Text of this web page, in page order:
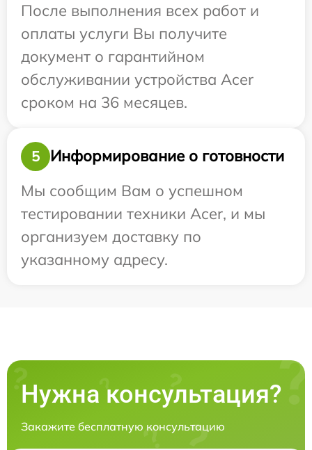
После выполнения всех работ и
оплаты услуги Вы получите
документ о гарантийном
обслуживании устройства Acer
сроком на 36 месяцев.
5
Информирование о готовности
Мы сообщим Вам о успешном
тестировании техники Acer, и мы
организуем доставку по
указанному адресу.
Нужна консультация?
Закажите бесплатную консультацию